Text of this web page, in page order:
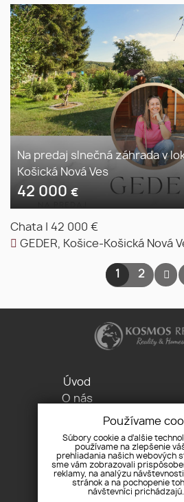
Na predaj slnečná záhrada v
Košická Nová Ves
42 000 €
Chata
42 000 €
GEDER, Košice-Košická Nová
1 2
Úvod
O nás
Pobočka
Referencie
Cenník
Werferova 1, 040
Používame
Súbory cookie a ďalšie
používame na zlepšenie
prehliadania našich webových
sme vám zobrazovali
reklamy, na analýzu
stránok a na pochopenie
návštevníci prichádzajú.